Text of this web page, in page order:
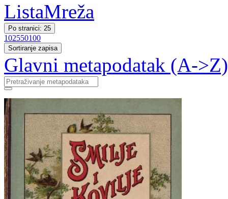
ListaMreža
Po stranici: 25
102550100
Sortiranje zapisa
Glavni metapodatak (A->Z)